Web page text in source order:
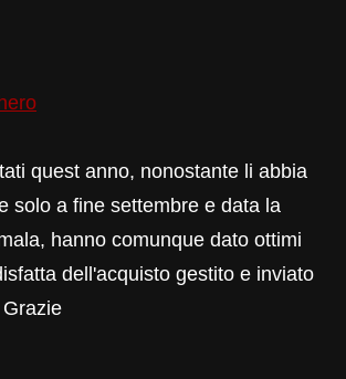
quest anno, nonostante li abbia
solo a fine settembre e data la
hanno comunque dato ottimi
dell'acquisto gestito e inviato